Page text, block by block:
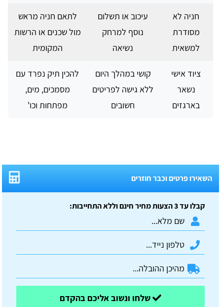
חניה לא
מסודרת
למשאית
עיכוב או תשלום
נוסף למרחק
נשיאה
לתאם חניה מראש
מול שכנים או הרשות
המקומית
ציוד אישי
נשאר
בארגזים
קושי במהלך היום
ללא גישה לפריטים
חשובים
להכין תיק נפרד עם
מסמכים, מים,
מפתחות וכו'
השאירו פרטים וכבר חוזרים
קבלו עד 3 הצעות מחיר חינם וללא התחייבות: